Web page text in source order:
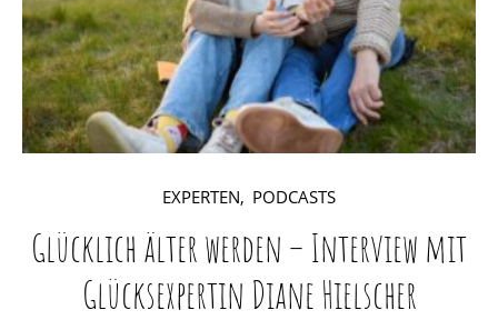
EXPERTEN PODCASTS
Glücklich älter werden – Interview mit
Glücksexpertin Diane Hielscher